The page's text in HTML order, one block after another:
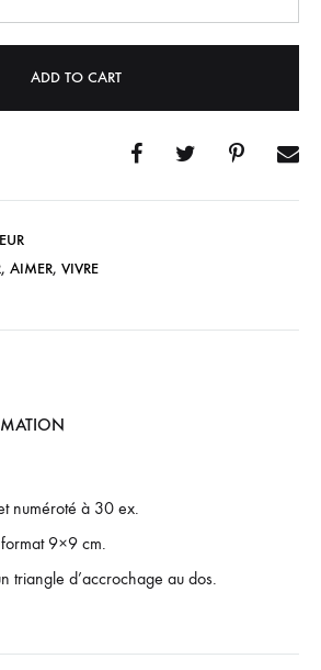
ADD TO CART
, AIMER, VIVRE
numéroté à 30 ex.
9×9 cm.
triangle d’accrochage au dos.